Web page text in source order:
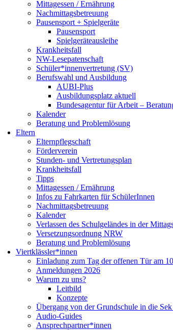
Mittagessen / Ernährung
Nachmittagsbetreuung
Pausensport + Spielgeräte
Pausensport
Spielgeräteausleihe
Krankheitsfall
NW-Lesepatenschaft
Schüler*innenvertretung (SV)
Berufswahl und Ausbildung
AUBI-Plus
Ausbildungsplatz aktuell
Bundesagentur für Arbeit –
Kalender
Beratung und Problemlösung
Eltern
Elternpflegschaft
Förderverein
Stunden- und Vertretungsplan
Krankheitsfall
Tipps
Mittagessen / Ernährung
Infos zu Fahrkarten für SchülerInnen
Nachmittagsbetreuung
Kalender
Verlassen des Schulgeländes in der
Versetzungsordnung NRW
Beratung und Problemlösung
Viertklässler*innen
Einladung zum Tag der offenen Tür am
Anmeldungen 2026
Warum zu uns?
Leitbild
Konzepte
Übergang von der Grundschule in die
Audio-Guides
Ansprechpartner*innen